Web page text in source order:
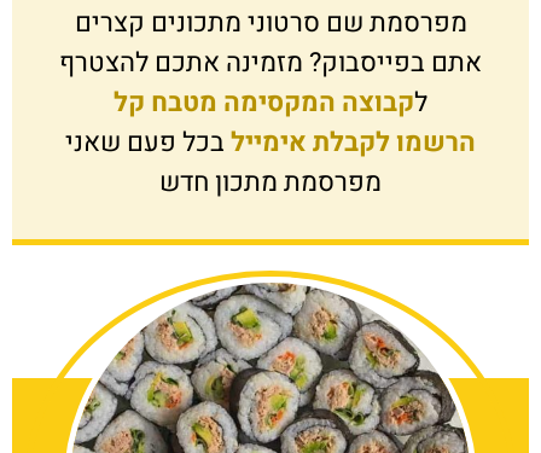
מפרסמת שם סרטוני מתכונים קצרים
אתם בפייסבוק? מזמינה אתכם להצטרף
לקבוצה המקסימה מטבח קל
הרשמו לקבלת אימיילבכל פעם שאני
מפרסמת מתכון חדש